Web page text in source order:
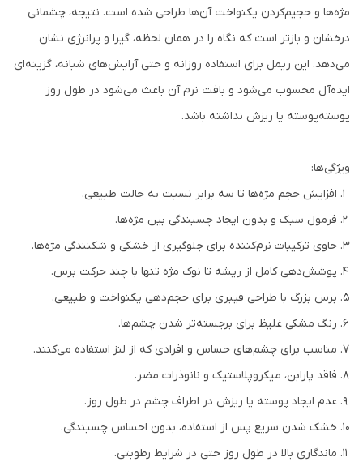
مژه‌ها و حجیم‌کردن یکنواخت آن‌ها طراحی شده است. نتیجه، چشمانی
درخشان و بازتر است که نگاه را در همان لحظه، گیرا و پرانرژی نشان
می‌دهد. این ریمل برای استفاده روزانه و حتی آرایش‌های شبانه، گزینه‌ای
ایده‌آل محسوب می‌شود و بافت نرم آن باعث می‌شود در طول روز
پوسته‌پوسته یا ریزش نداشته باشد.
ویژگی‌ها:
افزایش حجم مژه‌ها تا سه برابر نسبت به حالت طبیعی.
فرمول سبک و بدون ایجاد چسبندگی بین مژه‌ها.
حاوی ترکیبات نرم‌کننده برای جلوگیری از خشکی و شکنندگی مژه‌ها.
پوشش‌دهی کامل از ریشه تا نوک مژه تنها با چند حرکت برس.
برس بزرگ با طراحی فیبری برای حجم‌دهی یکنواخت و طبیعی.
رنگ مشکی غلیظ برای برجسته‌تر شدن چشم‌ها.
مناسب برای چشم‌های حساس و افرادی که از لنز استفاده می‌کنند.
فاقد پارابن، میکروپلاستیک و نانوذرات مضر.
عدم ایجاد پوسته یا ریزش در اطراف چشم در طول روز.
خشک شدن سریع پس از استفاده، بدون احساس چسبندگی.
ماندگاری بالا در طول روز حتی در شرایط رطوبتی.